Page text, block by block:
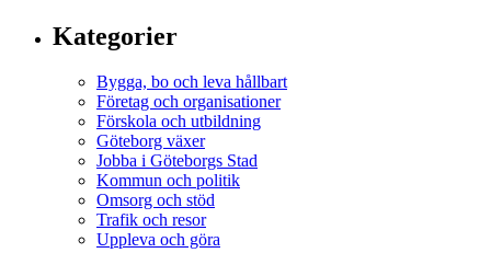
Kategorier
Bygga, bo och leva hållbart
Företag och organisationer
Förskola och utbildning
Göteborg växer
Jobba i Göteborgs Stad
Kommun och politik
Omsorg och stöd
Trafik och resor
Uppleva och göra